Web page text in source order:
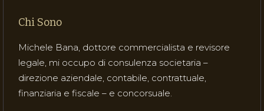
Chi Sono
Michele Bana, dottore commercialista e revisore
legale, mi occupo di consulenza societaria –
direzione aziendale, contabile, contrattuale,
finanziaria e fiscale – e concorsuale.